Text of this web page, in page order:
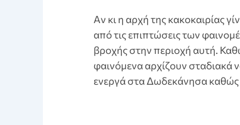
Aν κι η αρχή της κακοκαιρίας
από τις επιπτώσεις των
βροχής στην περιοχή αυτή.
φαινόμενα αρχίζουν
ενεργά στα Δωδεκάνησα καθώς